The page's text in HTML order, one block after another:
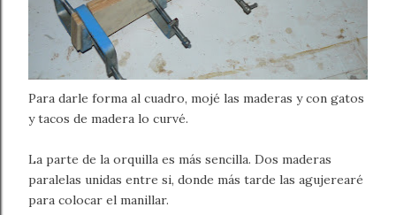
Para darle forma al cuadro, mojé las maderas y con gatos
y tacos de madera lo curvé.
La parte de la orquilla es más sencilla. Dos maderas
paralelas unidas entre si, donde más tarde las agujerearé
para colocar el manillar.